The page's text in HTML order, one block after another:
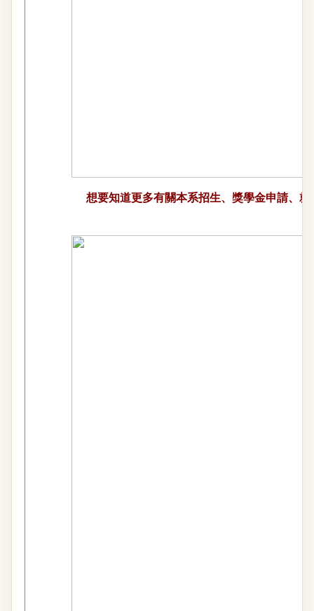
想要知道更多有關本系招生、獎學金申請、